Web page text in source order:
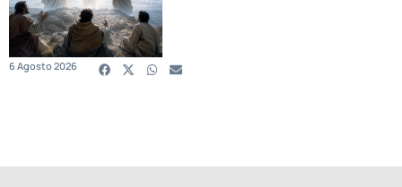
6 Agosto 2026